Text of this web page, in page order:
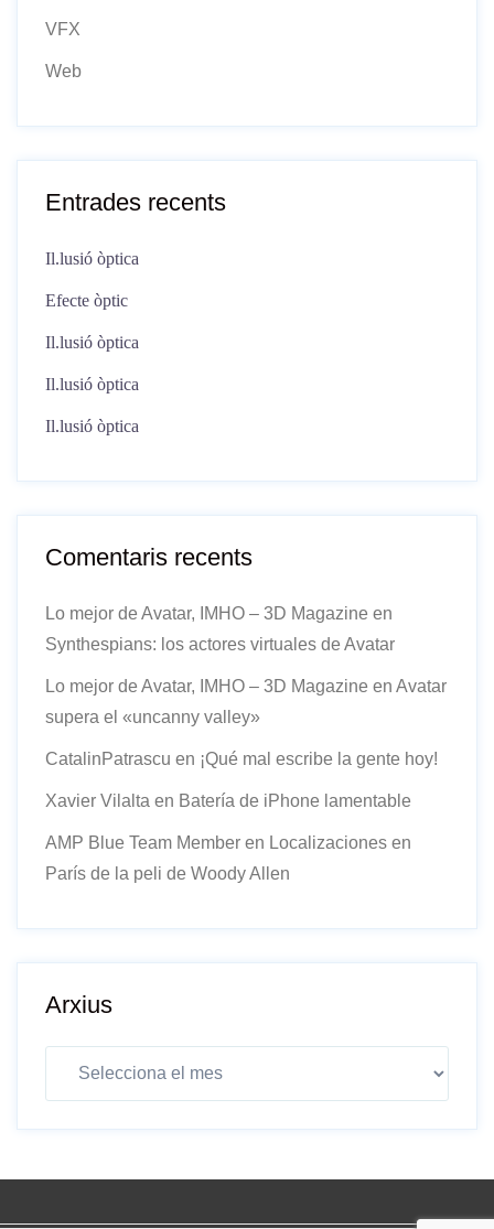
VFX
Web
Entrades recents
Il.lusió òptica
Efecte òptic
Il.lusió òptica
Il.lusió òptica
Il.lusió òptica
Comentaris recents
Lo mejor de Avatar, IMHO – 3D Magazine en
Synthespians: los actores virtuales de Avatar
Lo mejor de Avatar, IMHO – 3D Magazine en Avatar
supera el «uncanny valley»
CatalinPatrascu en ¡Qué mal escribe la gente hoy!
Xavier Vilalta en Batería de iPhone lamentable
AMP Blue Team Member en Localizaciones en
París de la peli de Woody Allen
Arxius